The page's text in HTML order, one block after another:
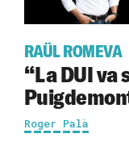
RAÜL ROMEVA
“La DUI va
Roger Palà